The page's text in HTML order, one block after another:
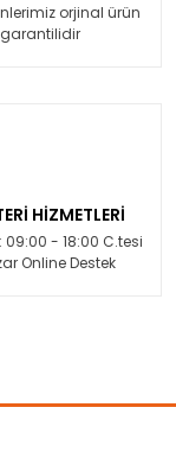
orjinal ürün
garantilidir
HİZMETLERİ
- 18:00 C.tesi
Online Destek